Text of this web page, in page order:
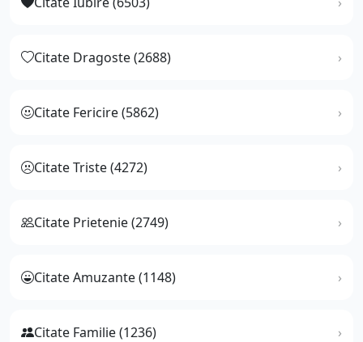
Citate Dragoste (2688)
Citate Fericire (5862)
Citate Triste (4272)
Citate Prietenie (2749)
Citate Amuzante (1148)
Citate Familie (1236)